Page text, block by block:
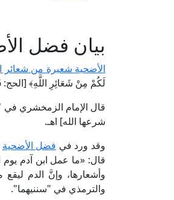
بيان فضل
الأضحية شعيرة من شعائر
لَكُمْ مِنْ شَعَائِرِ اللَّهِ﴾ [الحج: 36].
شرعها الله] اهـ.
وقد ورد في فضل الأضحية
قال: «ما عمل ابن آدم يوم
وأشعارها، وإنَّ الدم
والترمذي في "سننيهما".